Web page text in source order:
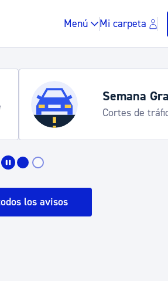
Menú Mi carpeta
Espacio público,
Semana
Cortes de
los avisos